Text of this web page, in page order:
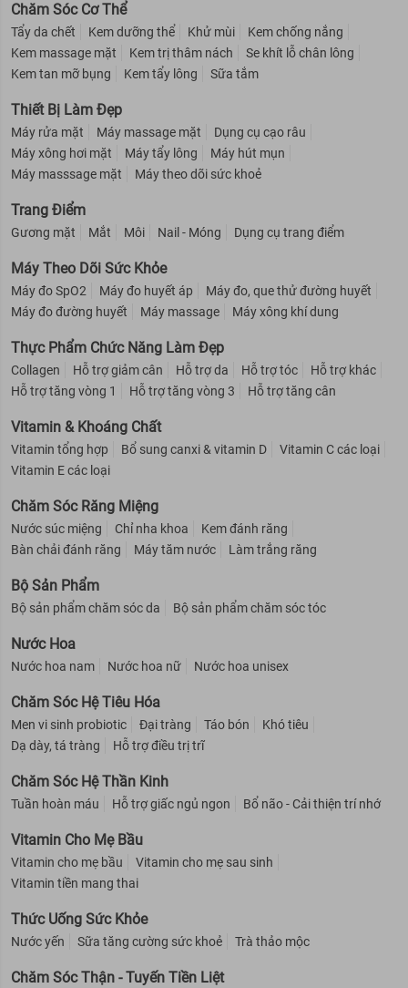
Chăm Sóc Cơ Thể
Tẩy da chết Kem dưỡng thể Khử mùi
Kem chống nắng
Kem massage mặt
Kem trị thâm nách
Se khít lỗ chân lông
Kem tan mỡ bụng
Kem tẩy lông Sữa tắm
Thiết Bị Làm Đẹp
Máy rửa mặt Máy massage mặt
Dụng cụ cạo râu
Máy xông hơi mặt
Máy tẩy lông
Máy hút mụn
Máy masssage mặt
Máy theo dõi sức khoẻ
Trang Điểm
Gương mặt Mắt Môi Nail - Móng Dụng cụ trang điểm
Máy Theo Dõi Sức Khỏe
Máy đo SpO2 Máy đo huyết áp
Máy đo, que thử đường huyết
Máy đo đường huyết
Máy massage Máy xông khí dung
Thực Phẩm Chức Năng Làm Đẹp
Collagen Hỗ trợ giảm cân Hỗ trợ da Hỗ trợ tóc
Hỗ trợ khác
Hỗ trợ tăng vòng 1
Hỗ trợ tăng vòng 3 Hỗ trợ tăng cân
Vitamin & Khoáng Chất
Vitamin tổng hợp Bổ sung canxi & vitamin D
Vitamin C các loại
Vitamin E các loại
Chăm Sóc Răng Miệng
Nước súc miệng Chỉ nha khoa
Kem đánh răng
Bàn chải đánh răng
Máy tăm nước Làm trắng răng
Bộ Sản Phẩm
Bộ sản phẩm chăm sóc da Bộ sản phẩm chăm sóc tóc
Nước Hoa
Nước hoa nam Nước hoa nữ Nước hoa unisex
Chăm Sóc Hệ Tiêu Hóa
Men vi sinh probiotic Đại tràng Táo bón
Khó tiêu
Dạ dày, tá tràng
Hỗ trợ điều trị trĩ
Chăm Sóc Hệ Thần Kinh
Tuần hoàn máu Hỗ trợ giấc ngủ ngon Bổ não - Cải thiện trí nhớ
Vitamin Cho Mẹ Bầu
Vitamin cho mẹ bầu
Vitamin cho mẹ sau sinh
Vitamin tiền mang thai
Thức Uống Sức Khỏe
Nước yến Sữa tăng cường sức khoẻ Trà thảo mộc
Chăm Sóc Thận - Tuyến Tiền Liệt